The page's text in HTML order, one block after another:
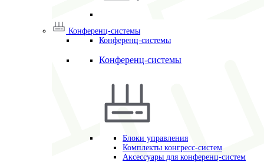
Конференц-системы
Конференц-системы
Конференц-системы
Блоки управления
Комплекты конгресс-систем
Аксессуары для конференц-систем